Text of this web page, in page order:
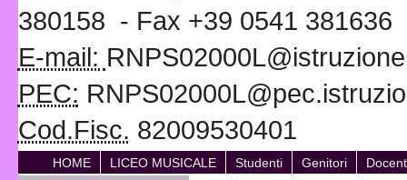
380158 - Fax +39 0541 381636
E-mail:
PEC:
Cod.Fisc. 82009530401
HOME LICEO MUSICALE Studenti Genitori